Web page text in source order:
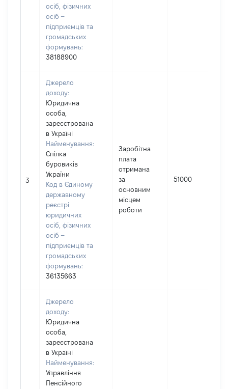
осіб, фізичних
осіб –
підприємців та
громадських
формувань:
38188900
3
Джерело
доходу:
Юридична
особа,
зареєстрована
в Україні
Найменування:
Спілка
буровиків
України
Код в Єдиному
державному
реєстрі
юридичних
осіб, фізичних
осіб –
підприємців та
громадських
формувань:
36135663
Заробітна
плата
отримана
за
основним
місцем
роботи
51000
Джерело
доходу:
Юридична
особа,
зареєстрована
в Україні
Найменування:
Управління
Пенсійного